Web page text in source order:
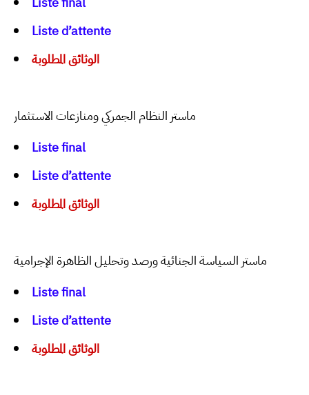
Liste d’attente
الوثائق المطلوبة
ماستر النظام الجمركي ومنازعات الاستثمار
Liste final
Liste d’attente
الوثائق المطلوبة
ماستر السياسة الجنائية ورصد وتحليل الظاهرة الإجرامية
Liste final
Liste d’attente
الوثائق المطلوبة